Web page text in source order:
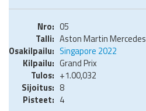
05
Aston Martin Mercedes
Singapore 2022
Grand Prix
+1.00,032
8
4